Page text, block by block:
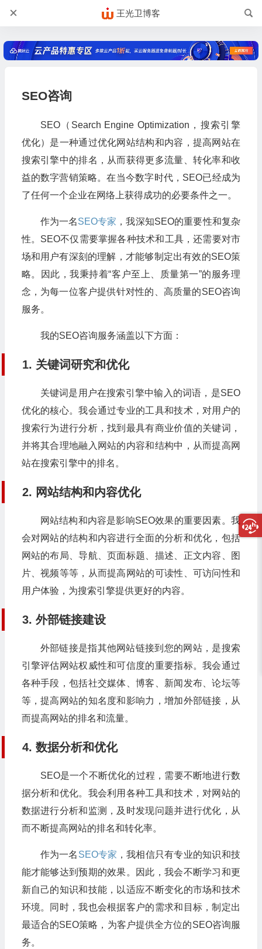
王光卫博客
SEO咨询
SEO（Search Engine Optimization，搜索引擎
优化）是一种通过优化网站结构和内容，提高网站在
搜索引擎中的排名，从而获得更多流量、转化率和收
益的数字营销策略。在当今数字时代，SEO已经成为
了任何一个企业在网络上获得成功的必要条件之一。
作为一名SEO专家 ，我深知SEO的重要性和复杂
性。SEO不仅需要掌握各种技术和工具，还需要对市
场和用户有深刻的理解，才能够制定出有效的SEO策
略。因此，我秉持着“客户至上、质量第一”的服务理
念，为每一位客户提供针对性的、高质量的SEO咨询
服务。
我的SEO咨询服务涵盖以下方面：
1. 关键词研究和优化
关键词是用户在搜索引擎中输入的词语，是SEO
优化的核心。我会通过专业的工具和技术，对用户的
搜索行为进行分析，找到最具有商业价值的关键词，
并将其合理地融入网站的内容和结构中，从而提高网
站在搜索引擎中的排名。
2. 网站结构和内容优化
网站结构和内容是影响SEO效果的重要因素。我
会对网站的结构和内容进行全面的分析和优化，包括
网站的布局、导航、页面标题、描述、正文内容、图
片、视频等等，从而提高网站的可读性、可访问性和
用户体验，为搜索引擎提供更好的内容。
3. 外部链接建设
外部链接是指其他网站链接到您的网站，是搜索
引擎评估网站权威性和可信度的重要指标。我会通过
各种手段，包括社交媒体、博客、新闻发布、论坛等
等，提高网站的知名度和影响力，增加外部链接，从
而提高网站的排名和流量。
4. 数据分析和优化
SEO是一个不断优化的过程，需要不断地进行数
据分析和优化。我会利用各种工具和技术，对网站的
数据进行分析和监测，及时发现问题并进行优化，从
而不断提高网站的排名和转化率。
作为一名 SEO专家 ，我相信只有专业的知识和技
能才能够达到预期的效果。因此，我会不断学习和更
新自己的知识和技能，以适应不断变化的市场和技术
环境。同时，我也会根据客户的需求和目标，制定出
最适合的SEO策略，为客户提供全方位的SEO咨询服
务。